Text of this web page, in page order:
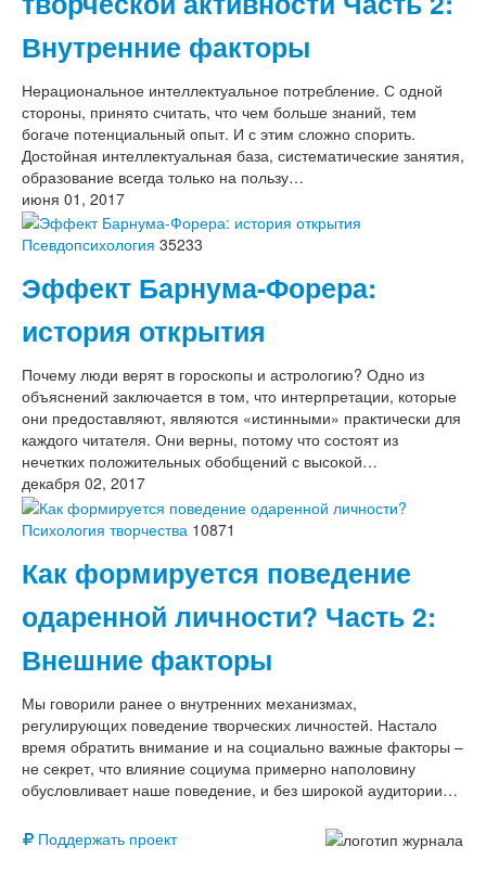
Внутренние факторы
Нерациональное интеллектуальное потребление. С одной
стороны, принято считать, что чем больше знаний, тем
богаче потенциальный опыт. И с этим сложно спорить.
Достойная интеллектуальная база, систематические занятия,
образование всегда только на пользу…
июня 01, 2017
Псевдопсихология 35233
Эффект Барнума-Форера:
история открытия
Почему люди верят в гороскопы и астрологию? Одно из
объяснений заключается в том, что интерпретации, которые
они предоставляют, являются «истинными» практически для
каждого читателя. Они верны, потому что состоят из
нечетких положительных обобщений с высокой…
декабря 02, 2017
Психология творчества 10871
Как формируется поведение
одаренной личности? Часть 2:
Внешние факторы
Мы говорили ранее о внутренних механизмах,
регулирующих поведение творческих личностей. Настало
время обратить внимание и на социально важные факторы –
не секрет, что влияние социума примерно наполовину
обусловливает наше поведение, и без широкой аудитории…
Поддержать проект